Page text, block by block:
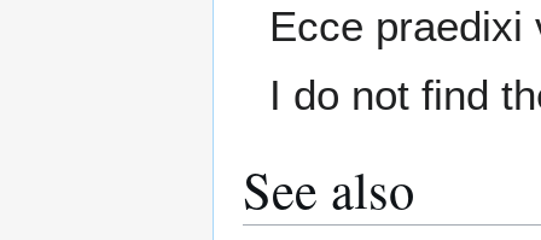
Ecce praedixi
I do not find
See also